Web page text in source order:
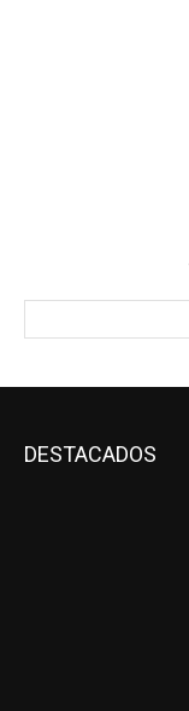
DESTACADOS